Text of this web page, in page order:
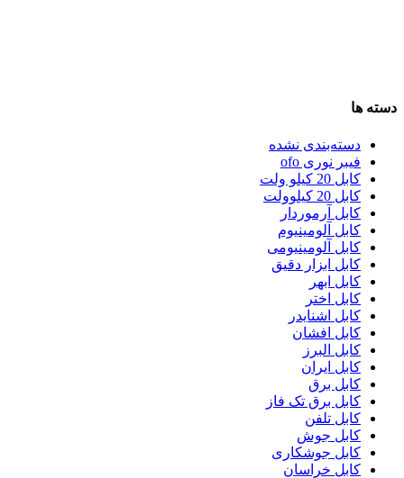
دسته ها
دسته‌بندی نشده
فیبر نوری ofo
کابل 20 کیلو ولت
کابل 20 کیلوولت
کابل آرموردار
کابل آلومینیوم
کابل آلومینیومی
کابل ابزار دقیق
کابل ابهر
کابل اختر
کابل اشنایدر
کابل افشان
کابل البرز
کابل ایران
کابل برق
کابل برق تک فاز
کابل تلفن
کابل جوش
کابل جوشکاری
کابل خراسان